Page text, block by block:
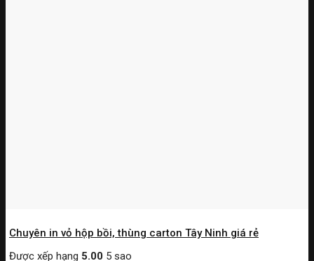
Chuyên in vỏ hộp bồi, thùng carton Tây Ninh giá rẻ
Được xếp hạng 5.00 5 sao